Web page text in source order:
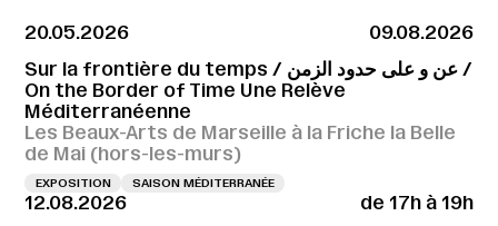
20.05.2026
09.08.2026
Sur la frontière du temps / عن و على حدود الزمن /
On the Border of Time Une Relève
Méditerranéenne
Les Beaux-Arts de Marseille à la Friche la Belle
de Mai (hors-les-murs)
EXPOSITION SAISON MÉDITERRANÉE
12.08.2026
de 17h à 19h